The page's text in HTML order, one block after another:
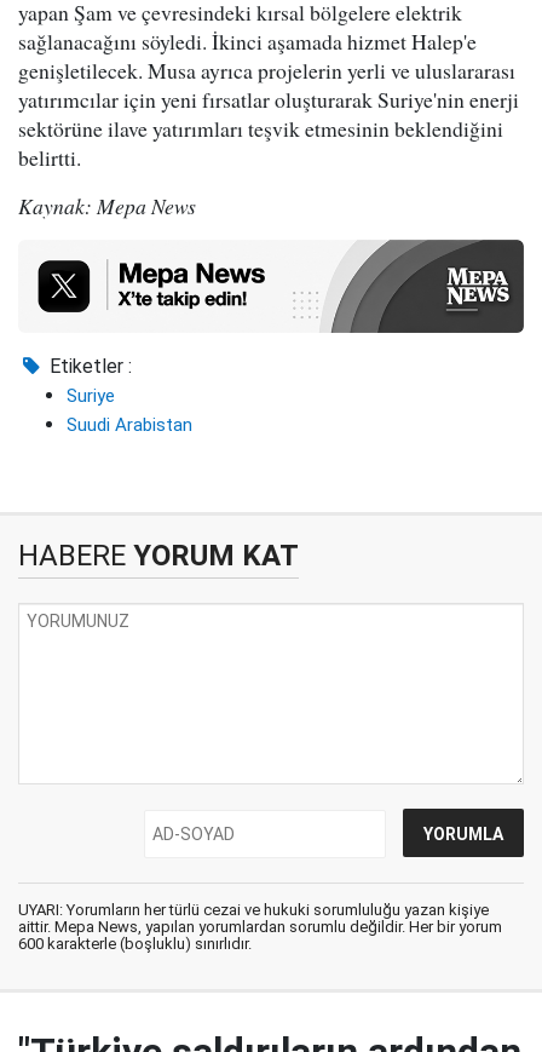
yapan Şam ve çevresindeki kırsal bölgelere elektrik
sağlanacağını söyledi. İkinci aşamada hizmet Halep'e
genişletilecek. Musa ayrıca projelerin yerli ve uluslararası
yatırımcılar için yeni fırsatlar oluşturarak Suriye'nin enerji
sektörüne ilave yatırımları teşvik etmesinin beklendiğini
belirtti.
Kaynak: Mepa News
Etiketler :
Suriye
Suudi Arabistan
HABERE YORUM KAT
UYARI: Yorumların her türlü cezai ve hukuki sorumluluğu yazan kişiye
aittir. Mepa News, yapılan yorumlardan sorumlu değildir. Her bir yorum
600 karakterle (boşluklu) sınırlıdır.